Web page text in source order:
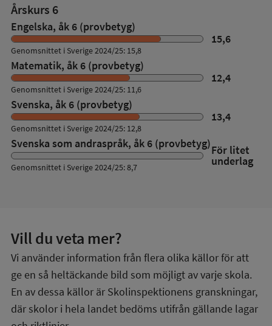
Årskurs 6
Engelska, åk 6 (provbetyg)
15,6
Genomsnittet i Sverige 2024/25: 15,8
Matematik, åk 6 (provbetyg)
12,4
Genomsnittet i Sverige 2024/25: 11,6
Svenska, åk 6 (provbetyg)
13,4
Genomsnittet i Sverige 2024/25: 12,8
Svenska som andraspråk, åk 6 (provbetyg)För litet
underlag
Genomsnittet i Sverige 2024/25: 8,7
Vill du veta mer?
Vi använder information från flera olika källor för att
ge en så heltäckande bild som möjligt av varje skola.
En av dessa källor är Skolinspektionens granskningar,
där skolor i hela landet bedöms utifrån gällande lagar